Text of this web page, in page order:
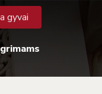
gyvai